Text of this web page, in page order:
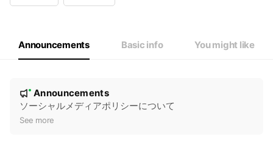
Announcements Basic info You might like
New
Announcements
ソーシャルメディアポリシーについて
See more